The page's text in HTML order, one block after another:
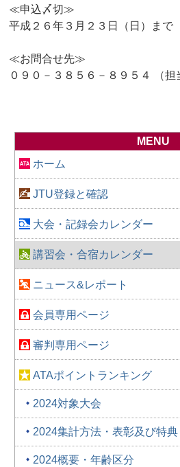
≪申込〆切≫
平成２６年３月２３日（日）まで
≪お問合せ先≫
０９０－３８５６－８９５４ （担
MENU
ホーム
JTU登録と確認
大会・記録会カレンダー
講習会・合宿カレンダー
ニュース&レポート
会員専用ページ
審判専用ページ
ATAポイントランキング
2024対象大会
2024集計方法・表彰及び特典
2024概要・年齢区分